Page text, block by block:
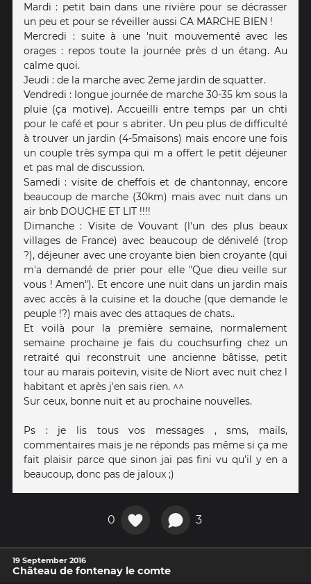
Mardi : petit bain dans une rivière pour se décrasser
un peu et pour se réveiller aussi CA MARCHE BIEN !
Mercredi : suite à une 'nuit mouvementé avec les
orages : repos toute la journée près d un étang. Au
calme quoi.
Jeudi : de la marche avec 2eme jardin de squatter.
Vendredi : longue journée de marche 30-35 km sous la
pluie (ça motive). Accueilli entre temps par un chti
pour le café et pour s abriter. Un peu plus de difficulté
à trouver un jardin (4-5maisons) mais encore une fois
un couple très sympa qui m a offert le petit déjeuner
et pas mal de discussion.
Samedi : visite de cheffois et de chantonnay, encore
beaucoup de marche (30km) mais avec nuit dans un
air bnb DOUCHE ET LIT !!!!
Dimanche : Visite de Vouvant (l'un des plus beaux
villages de France) avec beaucoup de dénivelé (trop
?), déjeuner avec une croyante bien bien croyante (qui
m'a demandé de prier pour elle "Que dieu veille sur
vous ! Amen"). Et encore une nuit dans un jardin mais
avec accès à la cuisine et la douche (que demande le
peuple !?) mais avec des attaques de chats..
Et voilà pour la première semaine, normalement
semaine prochaine je fais du couchsurfing chez un
retraité qui reconstruit une ancienne bâtisse, petit
tour au marais poitevin, visite de Niort avec nuit chez l
habitant et après j'en sais rien. ^^
Sur ceux, bonne nuit et au prochaine nouvelles.
Ps : je lis tous vos messages , sms, mails,
commentaires mais je ne réponds pas même si ça me
fait plaisir parce que sinon jai pas fini vu qu'il y en a
beaucoup, donc pas de jaloux ;)
0 3
19 September 2016
Château de fontenay le comte